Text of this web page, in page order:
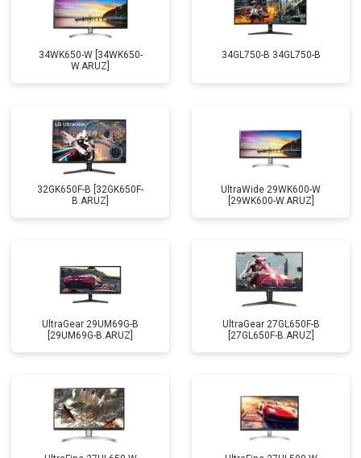
34WK650-W [34WK650-
W.ARUZ]
34GL750-B 34GL750-B
32GK650F-B [32GK650F-
B.ARUZ]
UltraWide 29WK600-W
[29WK600-W.ARUZ]
UltraGear 29UM69G-B
[29UM69G-B.ARUZ]
UltraGear 27GL650F-B
[27GL650F-B.ARUZ]